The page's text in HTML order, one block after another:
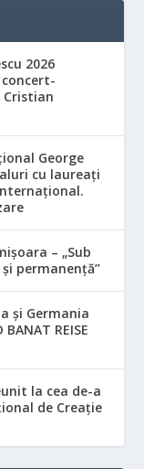
2026
George
cu laureați
– „Sub
permanență”
și Germania
REISE
la cea de-a
de Creație